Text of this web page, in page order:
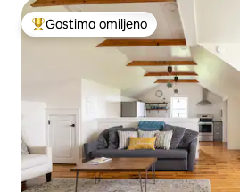
Najuspešniji među gostima omiljenim
Gostima omiljeno